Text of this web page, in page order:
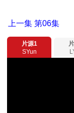
上一集 第06集
片源1
SYun